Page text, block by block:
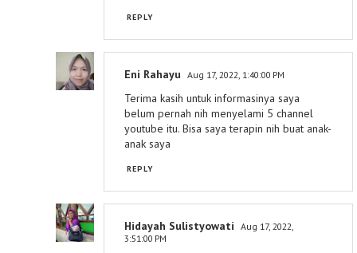
REPLY
Eni Rahayu Aug 17, 2022, 1:40:00 PM
Terima kasih untuk informasinya saya
belum pernah nih menyelami 5 channel
youtube itu. Bisa saya terapin nih buat anak-
anak saya
REPLY
Hidayah Sulistyowati Aug 17, 2022,
3:51:00 PM